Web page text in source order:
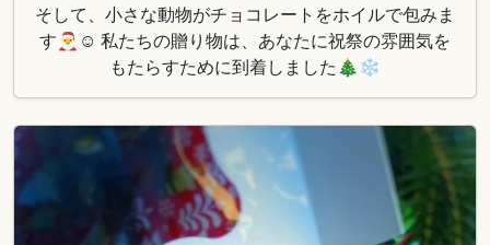
そして、小さな動物がチョコレートをホイルで包みま
す🎅☺️ 私たちの贈り物は、あなたに祝祭の雰囲気を
もたらすために到着しました🎄❄️